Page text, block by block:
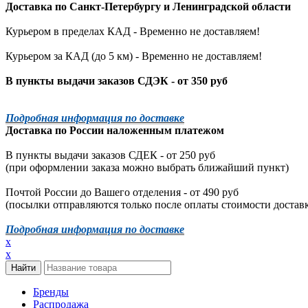
Доставка по Санкт-Петербургу и Ленинградской области
Курьером в пределах КАД - Временно не доставляем!
Курьером за КАД (до 5 км) - Временно не доставляем!
В пункты выдачи заказов СДЭК - от 350 руб
Подробная информация по доставке
Доставка по России наложенным платежом
В пункты выдачи заказов СДЕК - от 250 руб
(при оформлении заказа можно выбрать ближайший пункт)
Почтой России до Вашего отделения - от 490 руб
(посылки отправляются только после оплаты стоимости
Подробная информация по доставке
x
x
Бренды
Распродажа